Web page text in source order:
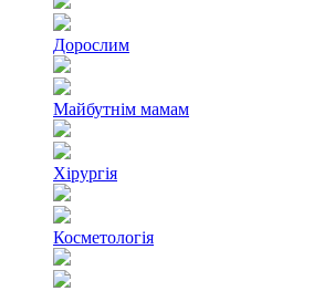
Дорослим
Майбутнім мамам
Хірургія
Косметологія